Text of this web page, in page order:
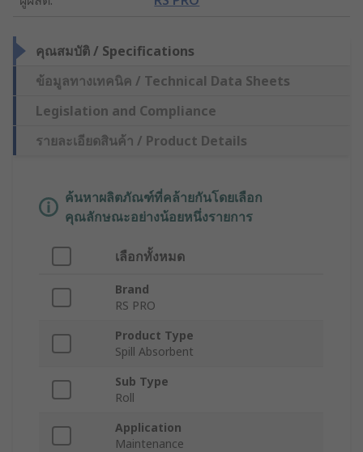
คุณสมบัติ / Specifications
ข้อมูลทางเทคนิค / Technical Data Sheets
Legislation and Compliance
รายละเอียดสินค้า / Product Details
ค้นหาผลิตภัณฑ์ที่คล้ายกันโดยเลือก
คุณลักษณะอย่างน้อยหนึ่งรายการ
เลือกทั้งหมด
Brand
RS PRO
Product Type
Spill Absorbent
Sub Type
Roll
Application
Maintenance